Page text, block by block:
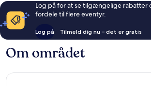
Log på for at se tilgængelige rabatter
fordele til flere eventyr.
Log på Tilmeld dig nu – det er gratis
Om området